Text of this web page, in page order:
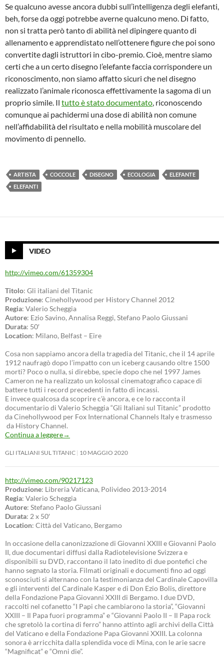
Se qualcuno avesse ancora dubbi sull’intelligenza degli elefanti,
beh, forse da oggi potrebbe averne qualcuno meno. Di fatto,
non si tratta però tanto di abilità nel dipingere quanto di
allenamento e apprendistato nell’ottenere figure che poi sono
convertite dagli istruttori in cibo-premio. Cioè, mentre siamo
certi che a un certo disegno l’elefante faccia corrispondere un
riconoscimento, non siamo affatto sicuri che nel disegno
realizzato l’animale riconosca effettivamente la sagoma di un
proprio simile. Il tutto è stato documentato, riconoscendo
comunque ai pachidermi una dose di abilità non comune
nell’affidabilità del risultato e nella mobilità muscolare del
movimento di pennello.
ARTISTA COCCOLE DISEGNO ECOLOGIA
ELEFANTE
ELEFANTI
VIDEO
http://vimeo.com/61359304
Titolo: Gli italiani del Titanic
Produzione: Cinehollywood per History Channel 2012
Regia: Valerio Scheggia
Autore: Ezio Savino, Annalisa Reggi, Stefano Paolo Giussani
Durata: 50′
Location: Milano, Belfast – Eire
Cosa non sappiamo ancora della tragedia del Titanic, che il 14 aprile
1912 naufragò dopo l’impatto con un iceberg causando oltre 1500
morti? Poco o nulla, si direbbe, specie dopo che nel 1997 James
Cameron ne ha realizzato un kolossal cinematografico capace di
battere tutti i record precedenti in fatto di incassi.
E invece qualcosa da scoprire c’è ancora, e ce lo racconta il
documentario di Valerio Scheggia “Gli Italiani sul Titanic” prodotto
da Cinehollywood per Fox International Channels Italy e trasmesso
da History Channel.
Continua a leggere→
GLI ITALIANI SUL TITANIC 10 MAGGIO 2020
http://vimeo.com/90217123
Produzione: Libreria Vaticana, Polivideo 2013-2014
Regia: Valerio Scheggia
Autore: Stefano Paolo Giussani
Durata: 2 x 50′
Location: Città del Vaticano, Bergamo
In occasione della canonizzazione di Giovanni XXIII e Giovanni Paolo
II, due documentari diffusi dalla Radiotelevisione Svizzera e
disponibili su DVD, raccontano il lato inedito di due pontefici che
hanno segnato la storia. Filmati originali e documenti fino ad oggi
sconosciuti si alternano con la testimonianza del Cardinale Capovilla
e gli interventi del Cardinale Kasper e di Don Ezio Bolis, direttore
della Fondazione Papa Giovanni XXIII di Bergamo. I due DVD,
raccolti nel cofanetto “I Papi che cambiarono la storia”, “Giovanni
XXIII – Il Papa fuori programma” e “Giovanni Paolo II – Il Papa rock
che sgretolò la cortina di ferro” hanno attinto agli archivi della Città
del Vaticano e della Fondazione Papa Giovanni XXIII. La colonna
sonora è arricchita dalla splendida voce di Mina, con le arie sacre
“Magnificat” e “Omni die”.